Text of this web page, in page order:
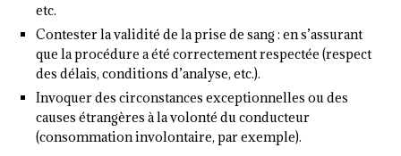
etc.
Contester la validité de la prise de sang : en s’assurant
que la procédure a été correctement respectée (respect
des délais, conditions d’analyse, etc.).
Invoquer des circonstances exceptionnelles ou des
causes étrangères à la volonté du conducteur
(consommation involontaire, par exemple).